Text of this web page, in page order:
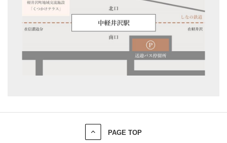
PAGE TOP